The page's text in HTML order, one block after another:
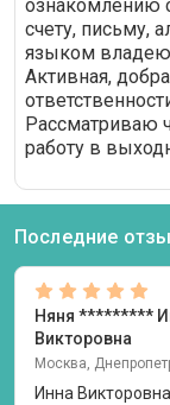
ознакомлению
счету, письму,
языком владею
Активная,
Рассматриваю
работу в
Последние
Няня *********
Викторовна
Москва,
Инна